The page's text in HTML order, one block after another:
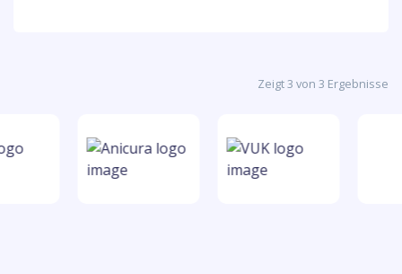
Zeigt 3 von 3 Ergebnisse